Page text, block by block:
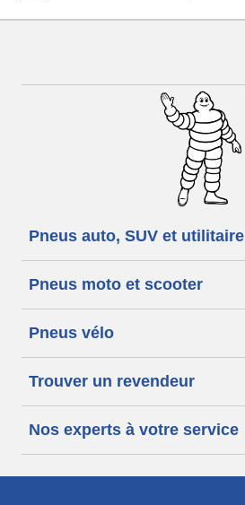
Pneus auto, SUV et utilitaire
Pneus moto et scooter
Pneus vélo
Trouver un revendeur
Nos experts à votre service